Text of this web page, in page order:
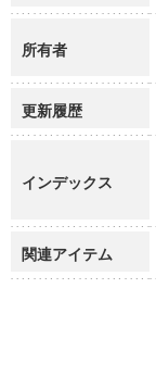
所有者
更新履歴
インデックス
関連アイテム